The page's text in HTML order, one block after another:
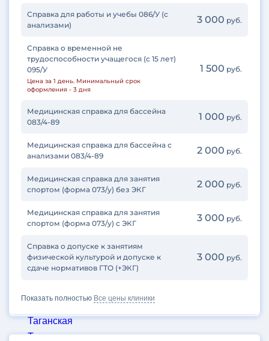
Рязанский проспект
Свиблово
Севастопольская
Селигерская
СЗАО
Смоленская
Соколиная гора
Сокольники
Спартак
Сретенский бульвар
Стахановская
Стрешнево
Строгино
Таганская
Театральная
Справка для работы и учебы 086/У (с
анализами)
3 000 руб.
Справка о временной не
трудоспособности учащегося (с 15 лет)
095/У
Цена за 1 день. Минимальный срок
оформления - 3 дня
1 500 руб.
Медицинская справка для бассейна
083/4-89
1 000 руб.
Медицинская справка для бассейна с
анализами 083/4-89
2 000 руб.
Медицинская справка для занятия
спортом (форма 073/у) без ЭКГ
2 000 руб.
Медицинская справка для занятия
спортом (форма 073/у) с ЭКГ
3 000 руб.
Справка о допуске к занятиям
физической культурой и допуске к
сдаче нормативов ГТО (+ЭКГ)
3 000 руб.
Показать полностью Все цены клиники